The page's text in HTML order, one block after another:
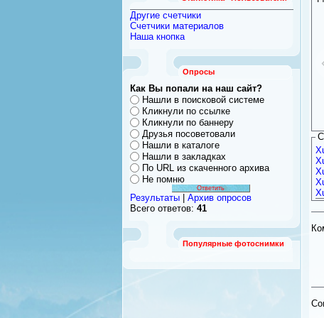
Другие счетчики
Счетчики материалов
Наша кнопка
Опросы
Как Вы попали на наш сайт?
Нашли в поисковой системе
Кликнули по ссылке
Кликнули по баннеру
Друзья посоветовали
Нашли в каталоге
Нашли в закладках
По URL из скаченного архива
Не помню
Результаты
Архив опросов
Всего ответов: 41
Популярные фотоснимки